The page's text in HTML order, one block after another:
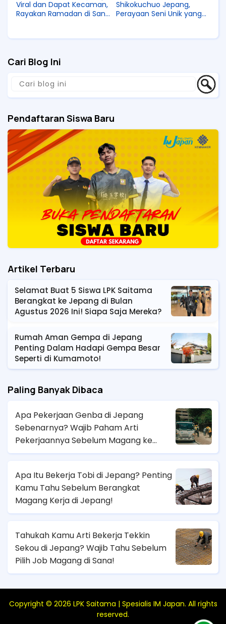
Viral dan Dapat Kecaman,
Rayakan Ramadan di Sana
Shikokuchuo Jepang,
Perayaan Seni Unik yang
Cari Blog Ini
Pendaftaran Siswa Baru
Artikel Terbaru
Selamat Buat 5 Siswa LPK Saitama
Berangkat ke Jepang di Bulan
Agustus 2026 Ini! Siapa Saja Mereka?
Rumah Aman Gempa di Jepang
Penting Dalam Hadapi Gempa Besar
Seperti di Kumamoto!
Paling Banyak Dibaca
Apa Pekerjaan Genba di Jepang
Sebenarnya? Wajib Paham Arti
Pekerjaannya Sebelum Magang ke
Sana!
Apa Itu Bekerja Tobi di Jepang? Penting
Kamu Tahu Sebelum Berangkat
Magang Kerja di Jepang!
Tahukah Kamu Arti Bekerja Tekkin
Sekou di Jepang? Wajib Tahu Sebelum
Pilih Job Magang di Sana!
Copyright © 2026 LPK Saitama | Spesialis IM Japan. All rights
reserved.